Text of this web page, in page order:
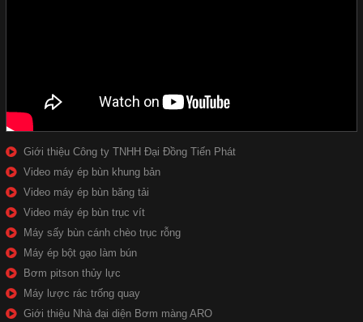
Giới thiệu Công ty TNHH Đại Đồng Tiến Phát
Video máy ép bùn khung bản
Video máy ép bùn băng tải
Video máy ép bùn trục vít
Máy sấy bùn cánh chèo trục rỗng
Máy ép bột gạo làm bún
Bơm pitson thủy lực
Máy lược rác trống quay
Giới thiệu Nhà đại diện Bơm màng ARO